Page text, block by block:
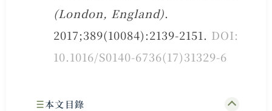
(London, England).
2017;389(10084):2139-2151. DOI:
10.1016/S0140-6736(17)31329-6
本文目錄